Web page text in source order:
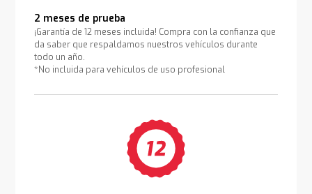
2 meses de prueba
¡Garantía de 12 meses incluida! Compra con la confianza que
da saber que respaldamos nuestros vehículos durante
todo un año.
*No incluida para vehículos de uso profesional